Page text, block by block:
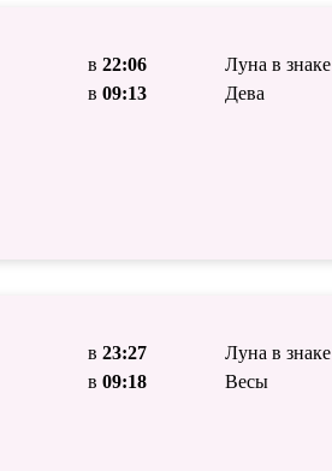
в 22:06
в 09:13
Луна в знаке
Дева
в 23:27
в 09:18
Луна в знаке
Весы